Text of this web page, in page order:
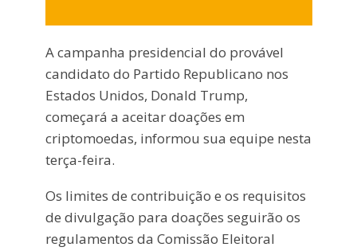
A campanha presidencial do provável
candidato do Partido Republicano nos
Estados Unidos, Donald Trump,
começará a aceitar doações em
criptomoedas, informou sua equipe nesta
terça-feira.
Os limites de contribuição e os requisitos
de divulgação para doações seguirão os
regulamentos da Comissão Eleitoral